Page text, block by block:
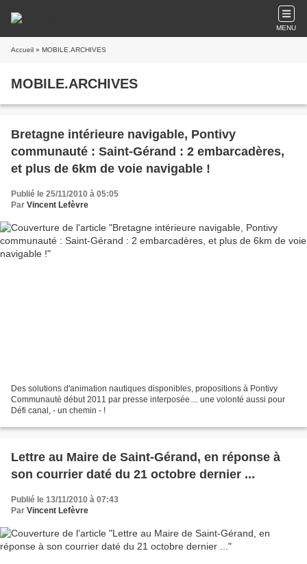
MENU
Accueil » MOBILE.ARCHIVES
MOBILE.ARCHIVES
Bretagne intérieure navigable, Pontivy
communauté : Saint-Gérand : 2 embarcadères,
et plus de 6km de voie navigable !
Publié le 25/11/2010 à 05:05
Par Vincent Lefèvre
Des solutions d'animation nautiques disponibles, propositions à Pontivy
Communauté début 2011 par presse interposée.... une volonté aussi pour
Défi canal, - un chemin - !
Lettre au Maire de Saint-Gérand, en réponse à
son courrier daté du 21 octobre dernier ...
Publié le 13/11/2010 à 07:43
Par Vincent Lefèvre